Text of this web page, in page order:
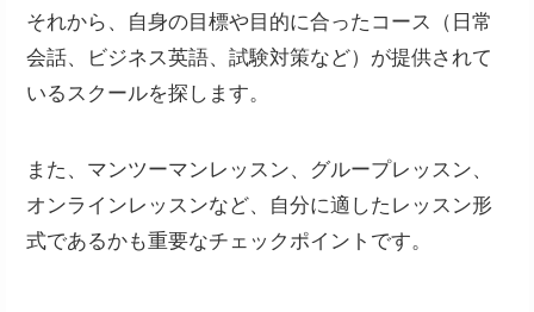
それから、自身の目標や目的に合ったコース（日常
会話、ビジネス英語、試験対策など）が提供されて
いるスクールを探します。
また、マンツーマンレッスン、グループレッスン、
オンラインレッスンなど、自分に適したレッスン形
式であるかも重要なチェックポイントです。